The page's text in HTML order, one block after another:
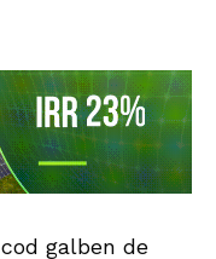
galben de